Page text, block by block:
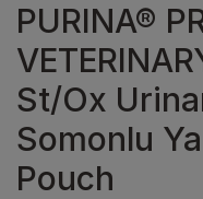
PURINA®
St/Ox
Somonlu
Pouch